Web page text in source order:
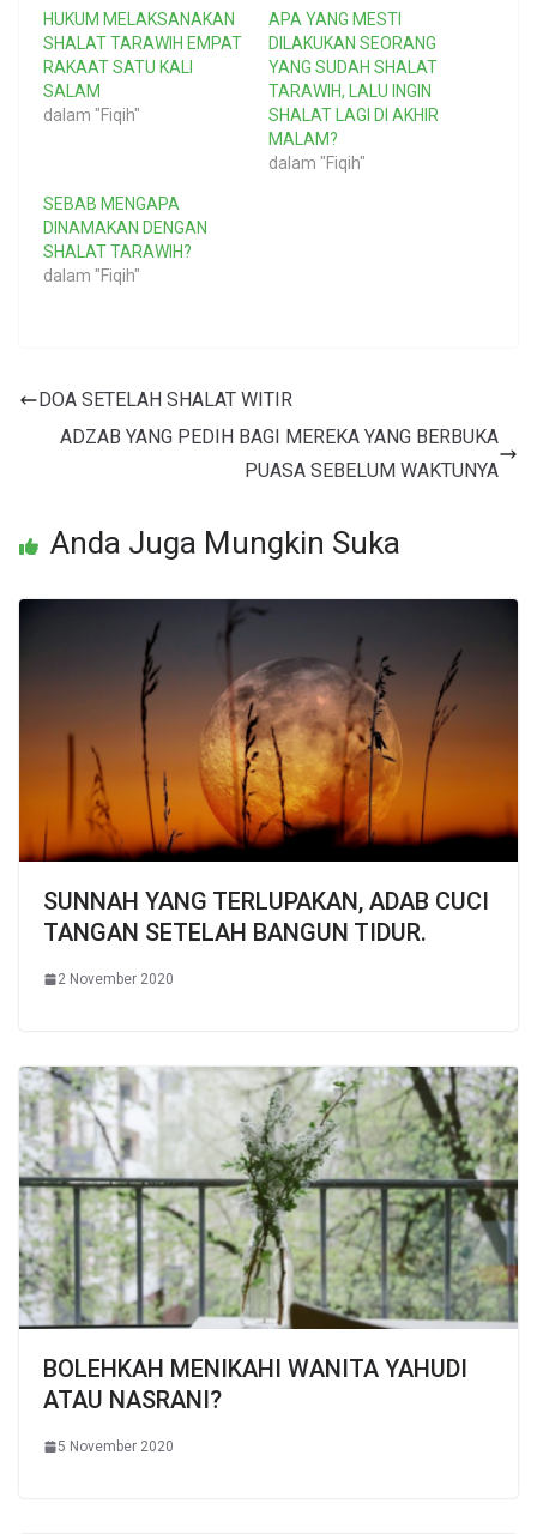
HUKUM MELAKSANAKAN
SHALAT TARAWIH EMPAT
RAKAAT SATU KALI
SALAM
dalam "Fiqih"
APA YANG MESTI
DILAKUKAN SEORANG
YANG SUDAH SHALAT
TARAWIH, LALU INGIN
SHALAT LAGI DI AKHIR
MALAM?
dalam "Fiqih"
SEBAB MENGAPA
DINAMAKAN DENGAN
SHALAT TARAWIH?
dalam "Fiqih"
DOA SETELAH SHALAT WITIR
ADZAB YANG PEDIH BAGI MEREKA YANG BERBUKA
PUASA SEBELUM WAKTUNYA
Anda Juga Mungkin Suka
SUNNAH YANG TERLUPAKAN, ADAB CUCI
TANGAN SETELAH BANGUN TIDUR.
2 November 2020
BOLEHKAH MENIKAHI WANITA YAHUDI
ATAU NASRANI?
5 November 2020